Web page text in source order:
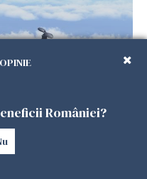
de un F-16
ilegal în spațiul
României?